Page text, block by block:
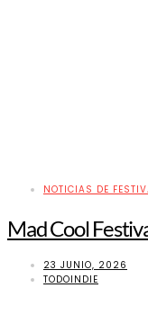
NOTICIAS DE
Mad Cool
23 JUNIO, 2026
TODOINDIE